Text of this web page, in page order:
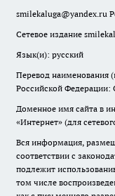
smilekaluga@yandex.ru
Сетевое издание
Язык(и): русский
Перевод наименования
Российской Федерации:
Доменное имя сайта в
«Интернет» (для
Вся информация,
соответствии с
подлежит
том числе